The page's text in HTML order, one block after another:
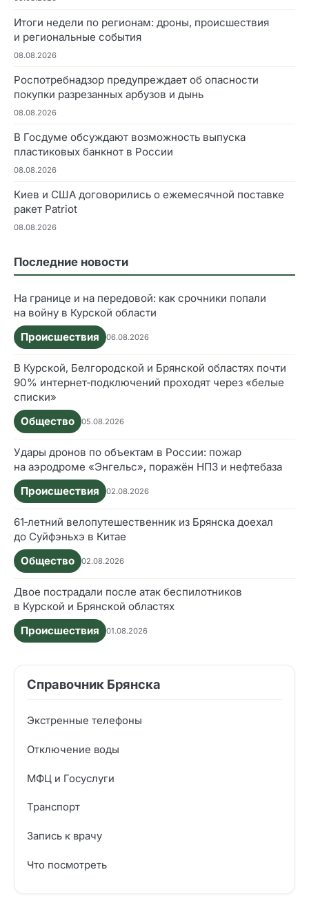
Итоги недели по регионам: дроны, происшествия
и региональные события
08.08.2026
Роспотребнадзор предупреждает об опасности
покупки разрезанных арбузов и дынь
08.08.2026
В Госдуме обсуждают возможность выпуска
пластиковых банкнот в России
08.08.2026
Киев и США договорились о ежемесячной поставке
ракет Patriot
08.08.2026
Последние новости
На границе и на передовой: как срочники попали
на войну в Курской области
Происшествия
06.08.2026
В Курской, Белгородской и Брянской областях почти
90% интернет‑подключений проходят через «белые
списки»
Общество
05.08.2026
Удары дронов по объектам в России: пожар
на аэродроме «Энгельс», поражён НПЗ и нефтебаза
Происшествия
02.08.2026
61‑летний велопутешественник из Брянска доехал
до Суйфэньхэ в Китае
Общество
02.08.2026
Двое пострадали после атак беспилотников
в Курской и Брянской областях
Происшествия
01.08.2026
Справочник Брянска
Экстренные телефоны
Отключение воды
МФЦ и Госуслуги
Транспорт
Запись к врачу
Что посмотреть